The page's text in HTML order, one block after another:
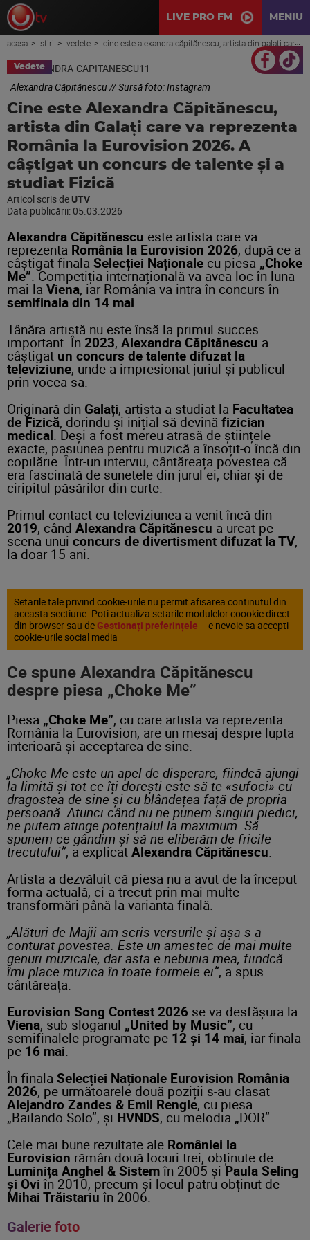
LIVE PRO FM MENIU
acasa stiri vedete cine este alexandra căpitănescu, artista din galați care va reprezenta românia la eurovision 2026. a câștigat un concurs de talente și a studiat fizică
Vedete
Alexandra Căpitănescu // Sursă foto: Instagram
Cine este Alexandra Căpitănescu,
artista din Galați care va reprezenta
România la Eurovision 2026. A
câștigat un concurs de talente și a
studiat Fizică
Articol scris de UTV
Data publicării: 05.03.2026
Alexandra Căpitănescu este artista care va
reprezenta România la Eurovision 2026, după ce a
câștigat finala Selecției Naționale cu piesa „Choke
Me”. Competiția internațională va avea loc în luna
mai la Viena, iar România va intra în concurs în
semifinala din 14 mai.
Tânăra artistă nu este însă la primul succes
important. În 2023, Alexandra Căpitănescu a
câștigat un concurs de talente difuzat la
televiziune, unde a impresionat juriul și publicul
prin vocea sa.
Originară din Galați, artista a studiat la Facultatea
de Fizică, dorindu-și inițial să devină fizician
medical. Deși a fost mereu atrasă de științele
exacte, pasiunea pentru muzică a însoțit-o încă din
copilărie. Într-un interviu, cântăreața povestea că
era fascinată de sunetele din jurul ei, chiar și de
ciripitul păsărilor din curte.
Primul contact cu televiziunea a venit încă din
2019, când Alexandra Căpitănescu a urcat pe
scena unui concurs de divertisment difuzat la TV,
la doar 15 ani.
Setarile tale privind cookie-urile nu permit afisarea continutul din
aceasta sectiune. Poti actualiza setarile modulelor coookie direct
din browser sau de Gestionați preferințele – e nevoie sa accepti
cookie-urile social media
Ce spuneAlexandra Căpitănescu
despre piesa „Choke Me”
Piesa „Choke Me”, cu care artista va reprezenta
România la Eurovision, are un mesaj despre lupta
interioară și acceptarea de sine.
„Choke Me este un apel de disperare, fiindcă ajungi
la limită și tot ce îți dorești este să te «sufoci» cu
dragostea de sine și cu blândețea față de propria
persoană. Atunci când nu ne punem singuri piedici,
ne putem atinge potențialul la maximum. Să
spunem ce gândim și să ne eliberăm de fricile
trecutului”, a explicat Alexandra Căpitănescu.
Artista a dezvăluit că piesa nu a avut de la început
forma actuală, ci a trecut prin mai multe
transformări până la varianta finală.
„Alături de Majii am scris versurile și așa s-a
conturat povestea. Este un amestec de mai multe
genuri muzicale, dar asta e nebunia mea, fiindcă
îmi place muzica în toate formele ei”, a spus
cântăreața.
Eurovision Song Contest 2026 se va desfășura la
Viena, sub sloganul „United by Music”, cu
semifinalele programate pe 12 și 14 mai, iar finala
pe 16 mai.
În finala Selecției Naționale Eurovision România
2026, pe următoarele două poziții s-au clasat
Alejandro Zandes & Emil Rengle, cu piesa
„Bailando Solo”, și HVNDS, cu melodia „DOR”.
Cele mai bune rezultate ale României la
Eurovision rămân două locuri trei, obținute de
Luminița Anghel & Sistem în 2005 și Paula Seling
și Ovi în 2010, precum și locul patru obținut de
Mihai Trăistariu în 2006.
Galerie foto